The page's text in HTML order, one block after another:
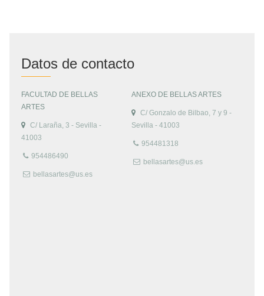
Datos de contacto
FACULTAD DE BELLAS
ARTES
C/ Laraña, 3 - Sevilla -
41003
954486490
bellasartes@us.es
ANEXO DE BELLAS ARTES
C/ Gonzalo de Bilbao, 7 y 9 -
Sevilla - 41003
954481318
bellasartes@us.es